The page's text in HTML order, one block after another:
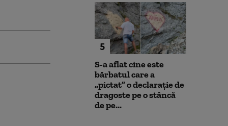
5
S-a aflat cine este
bărbatul care a
„pictat” o declarație de
dragoste pe o stâncă
de pe...